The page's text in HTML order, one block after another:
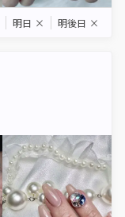
明日 × 明後日 ×